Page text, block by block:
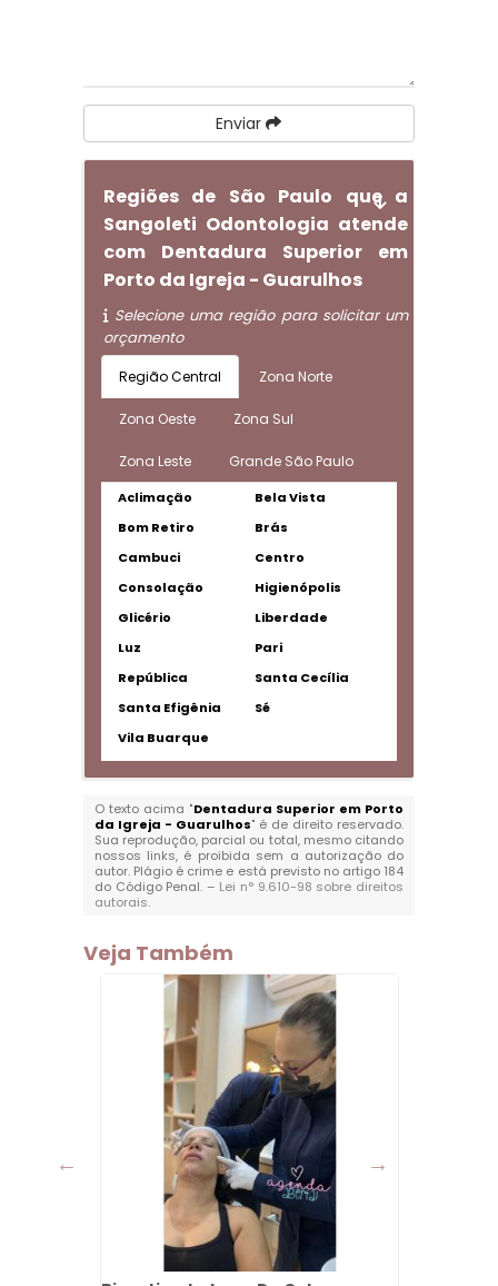
Enviar
Regiões de São Paulo que a
Sangoleti Odontologia atende
com Dentadura Superior em
Porto da Igreja - Guarulhos
Selecione uma região para solicitar um
orçamento
Região Central Zona Norte
Zona Oeste Zona Sul
Zona Leste Grande São Paulo
Aclimação
Bela Vista
Bom Retiro
Brás
Cambuci
Centro
Consolação
Higienópolis
Glicério
Liberdade
Luz
Pari
República
Santa Cecília
Santa Efigênia
Sé
Vila Buarque
O texto acima "Dentadura Superior em Porto
da Igreja - Guarulhos" é de direito reservado.
Sua reprodução, parcial ou total, mesmo citando
nossos links, é proibida sem a autorização do
autor. Plágio é crime e está previsto no artigo 184
do Código Penal. – Lei n° 9.610-98 sobre direitos
autorais.
Veja Também